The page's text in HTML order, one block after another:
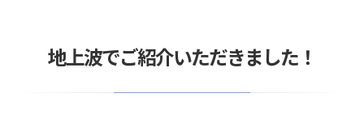
地上波でご紹介いただきました！